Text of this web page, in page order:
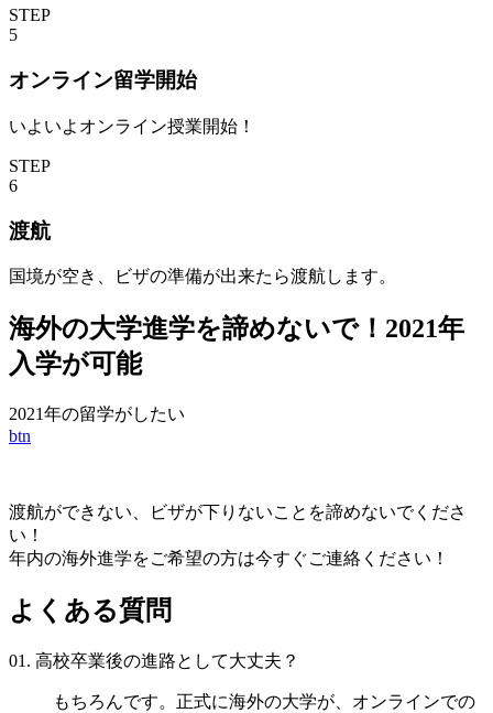
STEP
5
オンライン留学開始
いよいよオンライン授業開始！
STEP
6
渡航
国境が空き、ビザの準備が出来たら渡航します。
海外の大学進学を諦めないで！2021年
入学が可能
2021年の留学がしたい
btn
渡航ができない、ビザが下りないことを諦めないでくださ
い！
年内の海外進学をご希望の方は今すぐご連絡ください！
よくある質問
01. 高校卒業後の進路として大丈夫？
もちろんです。正式に海外の大学が、オンラインでの